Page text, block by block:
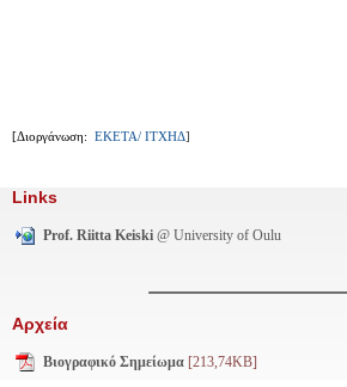
[Διοργάνωση: ΕΚΕΤΑ/ ΙΤΧΗΔ]
Links
Prof. Riitta Keiski @ University of Oulu
Αρχεία
Βιογραφικό Σημείωμα [213,74KB]